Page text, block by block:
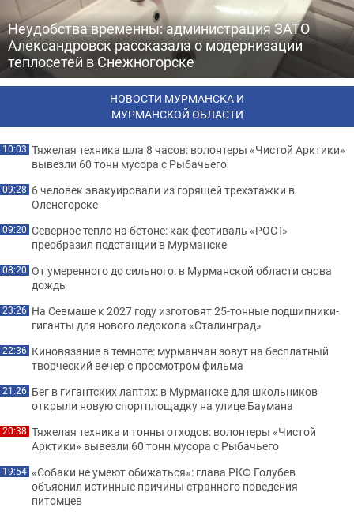
Неудобства временны: администрация ЗАТО
Александровск рассказала о модернизации
теплосетей в Снежногорске
НОВОСТИ МУРМАНСКА И
МУРМАНСКОЙ ОБЛАСТИ
10:03 Тяжелая техника шла 8 часов: волонтеры «Чистой Арктики»
вывезли 60 тонн мусора с Рыбачьего
09:28 6 человек эвакуировали из горящей трехэтажки в
Оленегорске
09:20 Северное тепло на бетоне: как фестиваль «РОСТ»
преобразил подстанции в Мурманске
08:20 От умеренного до сильного: в Мурманской области снова
дождь
23:26 На Севмаше к 2027 году изготовят 25-тонные подшипники-
гиганты для нового ледокола «Сталинград»
22:36 Киновязание в темноте: мурманчан зовут на бесплатный
творческий вечер с просмотром фильма
21:26 Бег в гигантских лаптях: в Мурманске для школьников
открыли новую спортплощадку на улице Баумана
20:38 Тяжелая техника и тонны отходов: волонтеры «Чистой
Арктики» вывезли 60 тонн мусора с Рыбачьего
19:54 «Собаки не умеют обижаться»: глава РКФ Голубев
объяснил истинные причины странного поведения
питомцев